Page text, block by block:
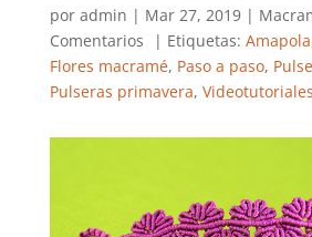
por admin | Mar 27, 2019|
Comentarios
| Etiquetas: Amapola
Flores macramé, Paso a paso,
Pulseras primavera, Videotutoriales